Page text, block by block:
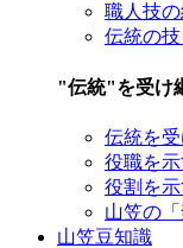
職人技の
伝統の技
"伝統"を受け
伝統を受
役職を示
役割を示
山笠の「
山笠豆知識